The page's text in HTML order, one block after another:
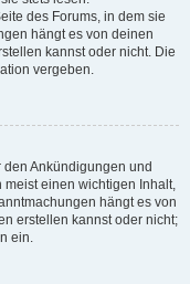
des Forums, in dem sie
hängt es von deinen
kannst oder nicht. Die
vergeben.
Ankündigungen und
einen wichtigen Inhalt,
hängt es von
erstellen kannst oder nicht;
ein.